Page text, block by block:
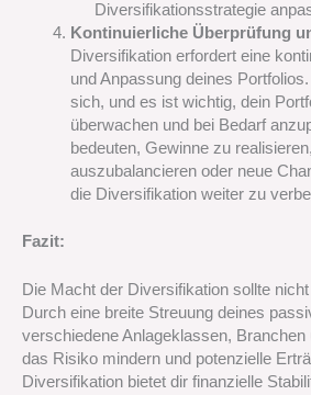
Diversifikationsstrategie
Kontinuierliche Überprüfung
Diversifikation erfordert eine
und Anpassung deines
sich, und es ist wichtig, dein
überwachen und bei Bedarf
bedeuten, Gewinne zu
auszubalancieren oder neue
die Diversifikation weiter zu
Fazit:
Die Macht der Diversifikation sollte
Durch eine breite Streuung deines
verschiedene Anlageklassen,
das Risiko mindern und potenzielle
Diversifikation bietet dir finanzielle